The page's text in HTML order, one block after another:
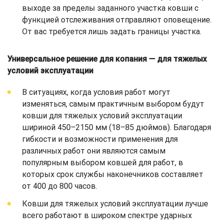
выходе за пределы заданного участка ковши с
функцией отслеживания отправляют оповещение.
От вас требуется лишь задать границы участка.
Универсальное решение для копания — для тяжелых
условий эксплуатации
В ситуациях, когда условия работ могут
изменяться, самым практичным выбором будут
ковши для тяжелых условий эксплуатации
шириной 450–2150 мм (18–85 дюймов). Благодаря
гибкости и возможности применения для
различных работ они являются самым
популярным выбором ковшей для работ, в
которых срок службы наконечников составляет
от 400 до 800 часов.
Ковши для тяжелых условий эксплуатации лучше
всего работают в широком спектре ударных